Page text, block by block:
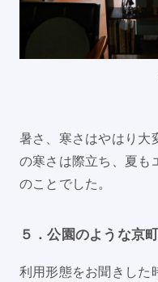
暑さ、寒さはやはり大
の寒さは際立ち、夏も
のことでした。
５．公園のような京
利用形態をお聞きした